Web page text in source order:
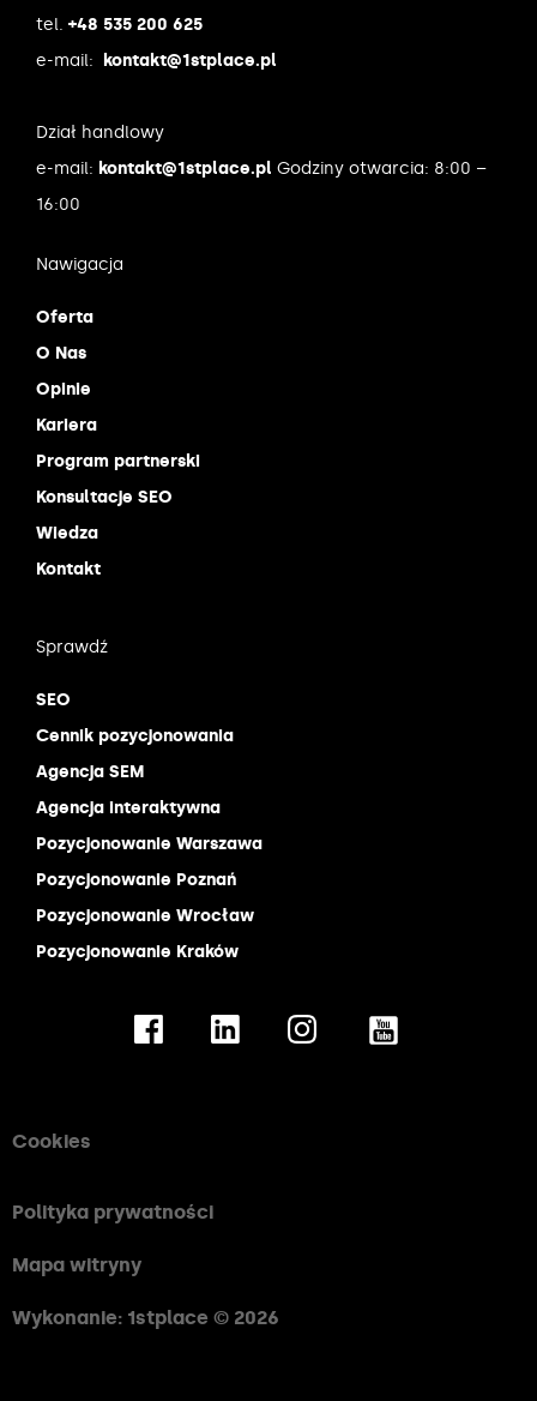
tel. +48 535 200 625
e-mail:
kontakt@1stplace.pl
Dział handlowy
e-mail: kontakt@1stplace.pl Godziny otwarcia: 8:00 –
16:00
Nawigacja
Oferta
O Nas
Opinie
Kariera
Program partnerski
Konsultacje SEO
Wiedza
Kontakt
Sprawdź
SEO
Cennik pozycjonowania
Agencja SEM
Agencja interaktywna
Pozycjonowanie Warszawa
Pozycjonowanie Poznań
Pozycjonowanie Wrocław
Pozycjonowanie Kraków
Cookies
Polityka prywatności
Mapa witryny
Wykonanie: 1stplace © 2026